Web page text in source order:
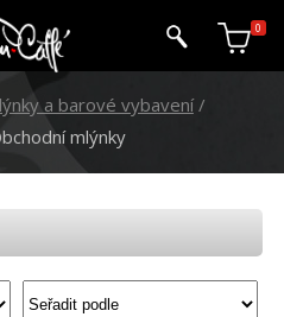
0
a barové vybavení/
mlýnky